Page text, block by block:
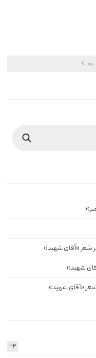
بعد
شعر «آقای شهید»
شهید»
«آقای شهید»
42